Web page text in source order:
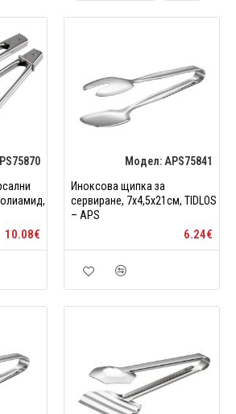
10.08€
Модел: APS75841
Иноксова щипка за
сервиране, 7x4,5x21см, TIDLOS
– APS
6.24€